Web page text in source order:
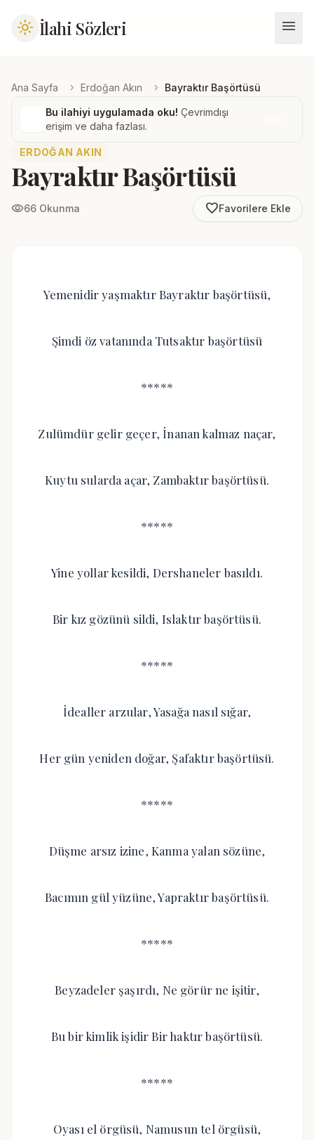
light_mode İlahi Sözleri menu
Ana Sayfa chevron_right Erdoğan Akın chevron_right Bayraktır Başörtüsü
Bu ilahiyi uygulamada oku! Çevrimdışı
erişim ve daha fazlası.
ERDOĞAN AKIN
Bayraktır Başörtüsü
visibility66 Okunma favorite_borderFavorilere Ekle
Yemenidir yaşmaktır Bayraktır başörtüsü,
Şimdi öz vatanında Tutsaktır başörtüsü
*****
Zulümdür gelir geçer, İnanan kalmaz naçar,
Kuytu sularda açar, Zambaktır başörtüsü.
*****
Yine yollar kesildi, Dershaneler basıldı.
Bir kız gözünü sildi, Islaktır başörtüsü.
*****
İdealler arzular, Yasağa nasıl sığar,
Her gün yeniden doğar, Şafaktır başörtüsü.
*****
Düşme arsız izine, Kanma yalan sözüne,
Bacımın gül yüzüne, Yapraktır başörtüsü.
*****
Beyzadeler şaşırdı, Ne görür ne işitir,
Bu bir kimlik işidir Bir haktır başörtüsü.
*****
Oyası el örgüsü, Namusun tel örgüsü,